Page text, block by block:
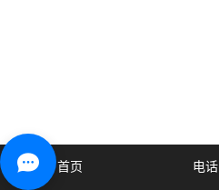
首页 电话